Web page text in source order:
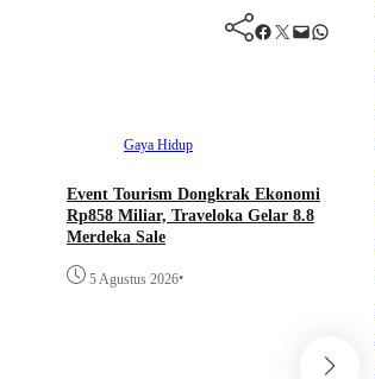
Facebook Twitter Mail WhatsApp
Gaya Hidup
Event Tourism Dongkrak Ekonomi
Rp858 Miliar, Traveloka Gelar 8.8
Merdeka Sale
5 Agustus 2026•